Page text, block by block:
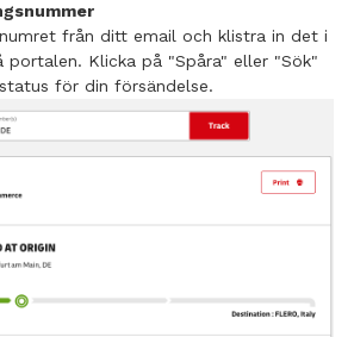
från ditt email och klistra in det i
portalen. Klicka på "Spåra" eller "Sök"
för din försändelse.